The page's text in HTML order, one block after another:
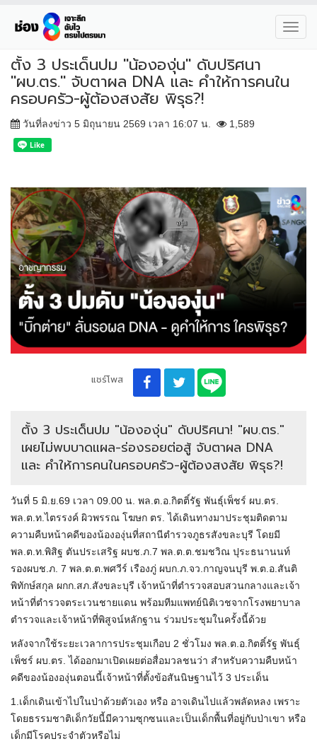
ตั้ง 3 ประเด็นปม "น้ององุ่น" ดับปริศนา
"ผบ.ตร." จับตาผล DNA และ คำให้การคนใน
ครอบครัว-ผู้ต้องสงสัย พิรุธ?!
วันที่ลงข่าว 5 มิถุนายน 2569 เวลา 16:07 น. 1,589
แชร์โพส
ตั้ง 3 ประเด็นปม "น้ององุ่น" ดับปริศนา! "ผบ.ตร."
เผยไม่พบบาดแผล-ร่องรอยต่อสู้ จับตาผล DNA
และ คำให้การคนในครอบครัว-ผู้ต้องสงสัย พิรุธ?!
วันที่ 5 มิ.ย.69 เวลา 09.00 น. พล.ต.อ.กิตติ์รัฐ พันธุ์เพ็ชร์ ผบ.ตร.
พล.ต.ท.ไตรรงค์ ผิวพรรณ โฆษก ตร. ได้เดินทางมาประชุมติดตาม
ความคืบหน้าคดีของน้ององุ่นที่สถานีตำรวจภูธรสังขละบุรี โดยมี
พล.ต.ท.พิสิฐ ตันประเสริฐ ผบช.ภ.7 พล.ต.ต.ชมชวิณ ปุระธนานนท์
รองผบช.ภ. 7 พล.ต.ต.พศวีร์ เรืองภู่ ผบก.ภ.จว.กาญจนบุรี พ.ต.อ.สันติ
พิทักษ์สกุล ผกก.สภ.สังขละบุรี เจ้าหน้าที่ตำรวจสอบสวนกลางและเจ้า
หน้าที่ตำรวจตระเวนชายแดน พร้อมทีมแพทย์นิติเวชจากโรงพยาบาล
ตำรวจและเจ้าหน้าที่พิสูจน์หลักฐาน ร่วมประชุมในครั้งนี้ด้วย
หลังจากใช้ระยะเวลาการประชุมเกือบ 2 ชั่วโมง พล.ต.อ.กิตติ์รัฐ พันธุ์
เพ็ชร์ ผบ.ตร. ได้ออกมาเปิดเผยต่อสื่อมวลชนว่า สำหรับความคืบหน้า
คดีของน้ององุ่นตอนนี้เจ้าหน้าที่ตั้งข้อสันนิษฐานไว้ 3 ประเด็น
1.เด็กเดินเข้าไปในป่าด้วยตัวเอง หรือ อาจเดินไปแล้วพลัดหลง เพราะ
โดยธรรมชาติเด็กวัยนี้มีความซุกซนและเป็นเด็กพื้นที่อยู่กับป่าเขา หรือ
เด็กมีโรคประจำตัวหรือไม่